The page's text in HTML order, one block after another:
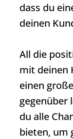
dass du
deinen
All die
mit deinen
einen
gegenüber
du alle
bieten, um